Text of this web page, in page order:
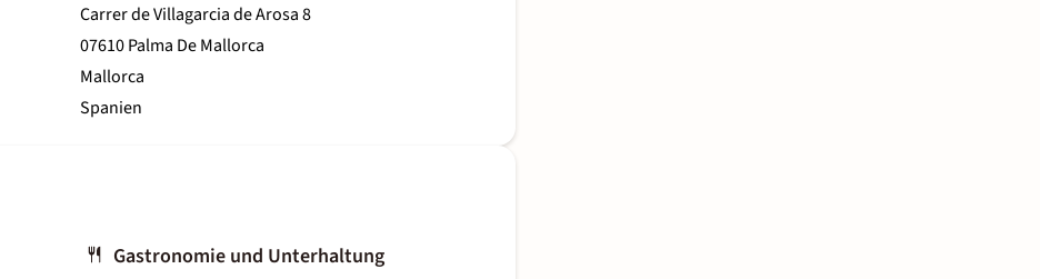
Carrer de Villagarcia de Arosa 8
07610 Palma De Mallorca
Mallorca
Spanien
Gastronomie und Unterhaltung